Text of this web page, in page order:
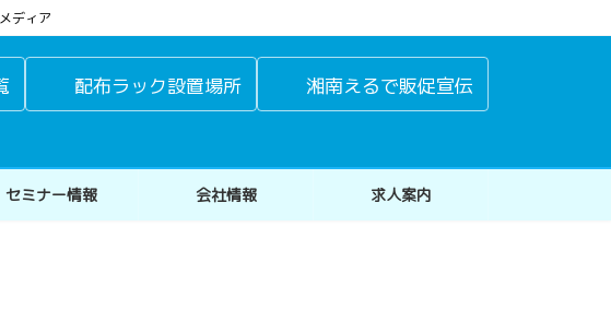
ディア
配布ラック設置場所 湘南えるで販促宣伝
セミナー情報 会社情報 求人案内